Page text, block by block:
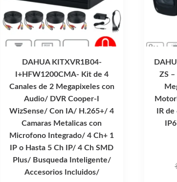
DAHUA KITXVR1B04-
I+HFW1200CMA- Kit de 4
Canales de 2 Megapixeles con
Audio/ DVR Cooper-I
WizSense/ Con IA/ H.265+/ 4
Camaras Metalicas con
Microfono Integrado/ 4 Ch+ 1
IP o Hasta 5 Ch IP/ 4 Ch SMD
Plus/ Busqueda Inteligente/
Accesorios Incluidos/
ZS
IR